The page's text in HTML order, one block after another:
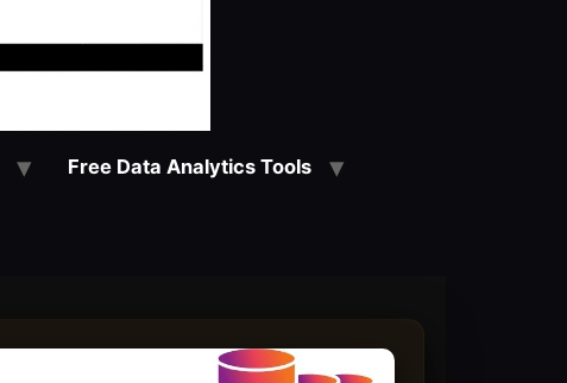
Free Data Analytics Tools